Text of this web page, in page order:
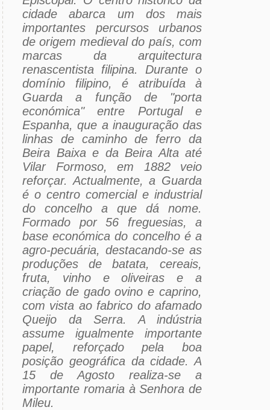
cidade abarca um dos mais
importantes percursos urbanos
de origem medieval do país, com
marcas da arquitectura
renascentista filipina. Durante o
domínio filipino, é atribuída à
Guarda a função de "porta
económica" entre Portugal e
Espanha, que a inauguração das
linhas de caminho de ferro da
Beira Baixa e da Beira Alta até
Vilar Formoso, em 1882 veio
reforçar. Actualmente, a Guarda
é o centro comercial e industrial
do concelho a que dá nome.
Formado por 56 freguesias, a
base económica do concelho é a
agro-pecuária, destacando-se as
produções de batata, cereais,
fruta, vinho e oliveiras e a
criação de gado ovino e caprino,
com vista ao fabrico do afamado
Queijo da Serra. A indústria
assume igualmente importante
papel, reforçado pela boa
posição geográfica da cidade. A
15 de Agosto realiza-se a
importante romaria à Senhora de
Mileu.